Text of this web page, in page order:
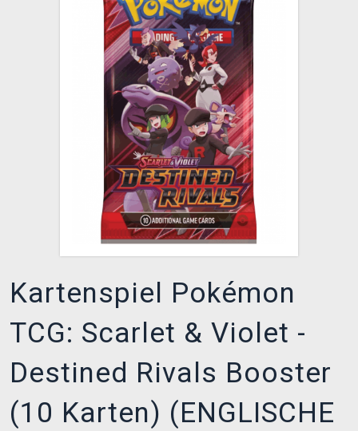
Kartenspiel Pokémon
TCG: Scarlet & Violet -
Destined Rivals Booster
(10 Karten) (ENGLISCHE